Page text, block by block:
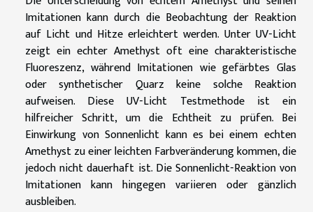
Imitationen kann durch die Beobachtung der Reaktion
auf Licht und Hitze erleichtert werden. Unter UV-Licht
zeigt ein echter Amethyst oft eine charakteristische
Fluoreszenz, während Imitationen wie gefärbtes Glas
oder synthetischer Quarz keine solche Reaktion
aufweisen. Diese UV-Licht Testmethode ist ein
hilfreicher Schritt, um die Echtheit zu prüfen. Bei
Einwirkung von Sonnenlicht kann es bei einem echten
Amethyst zu einer leichten Farbveränderung kommen, die
jedoch nicht dauerhaft ist. Die Sonnenlicht-Reaktion von
Imitationen kann hingegen variieren oder gänzlich
ausbleiben.